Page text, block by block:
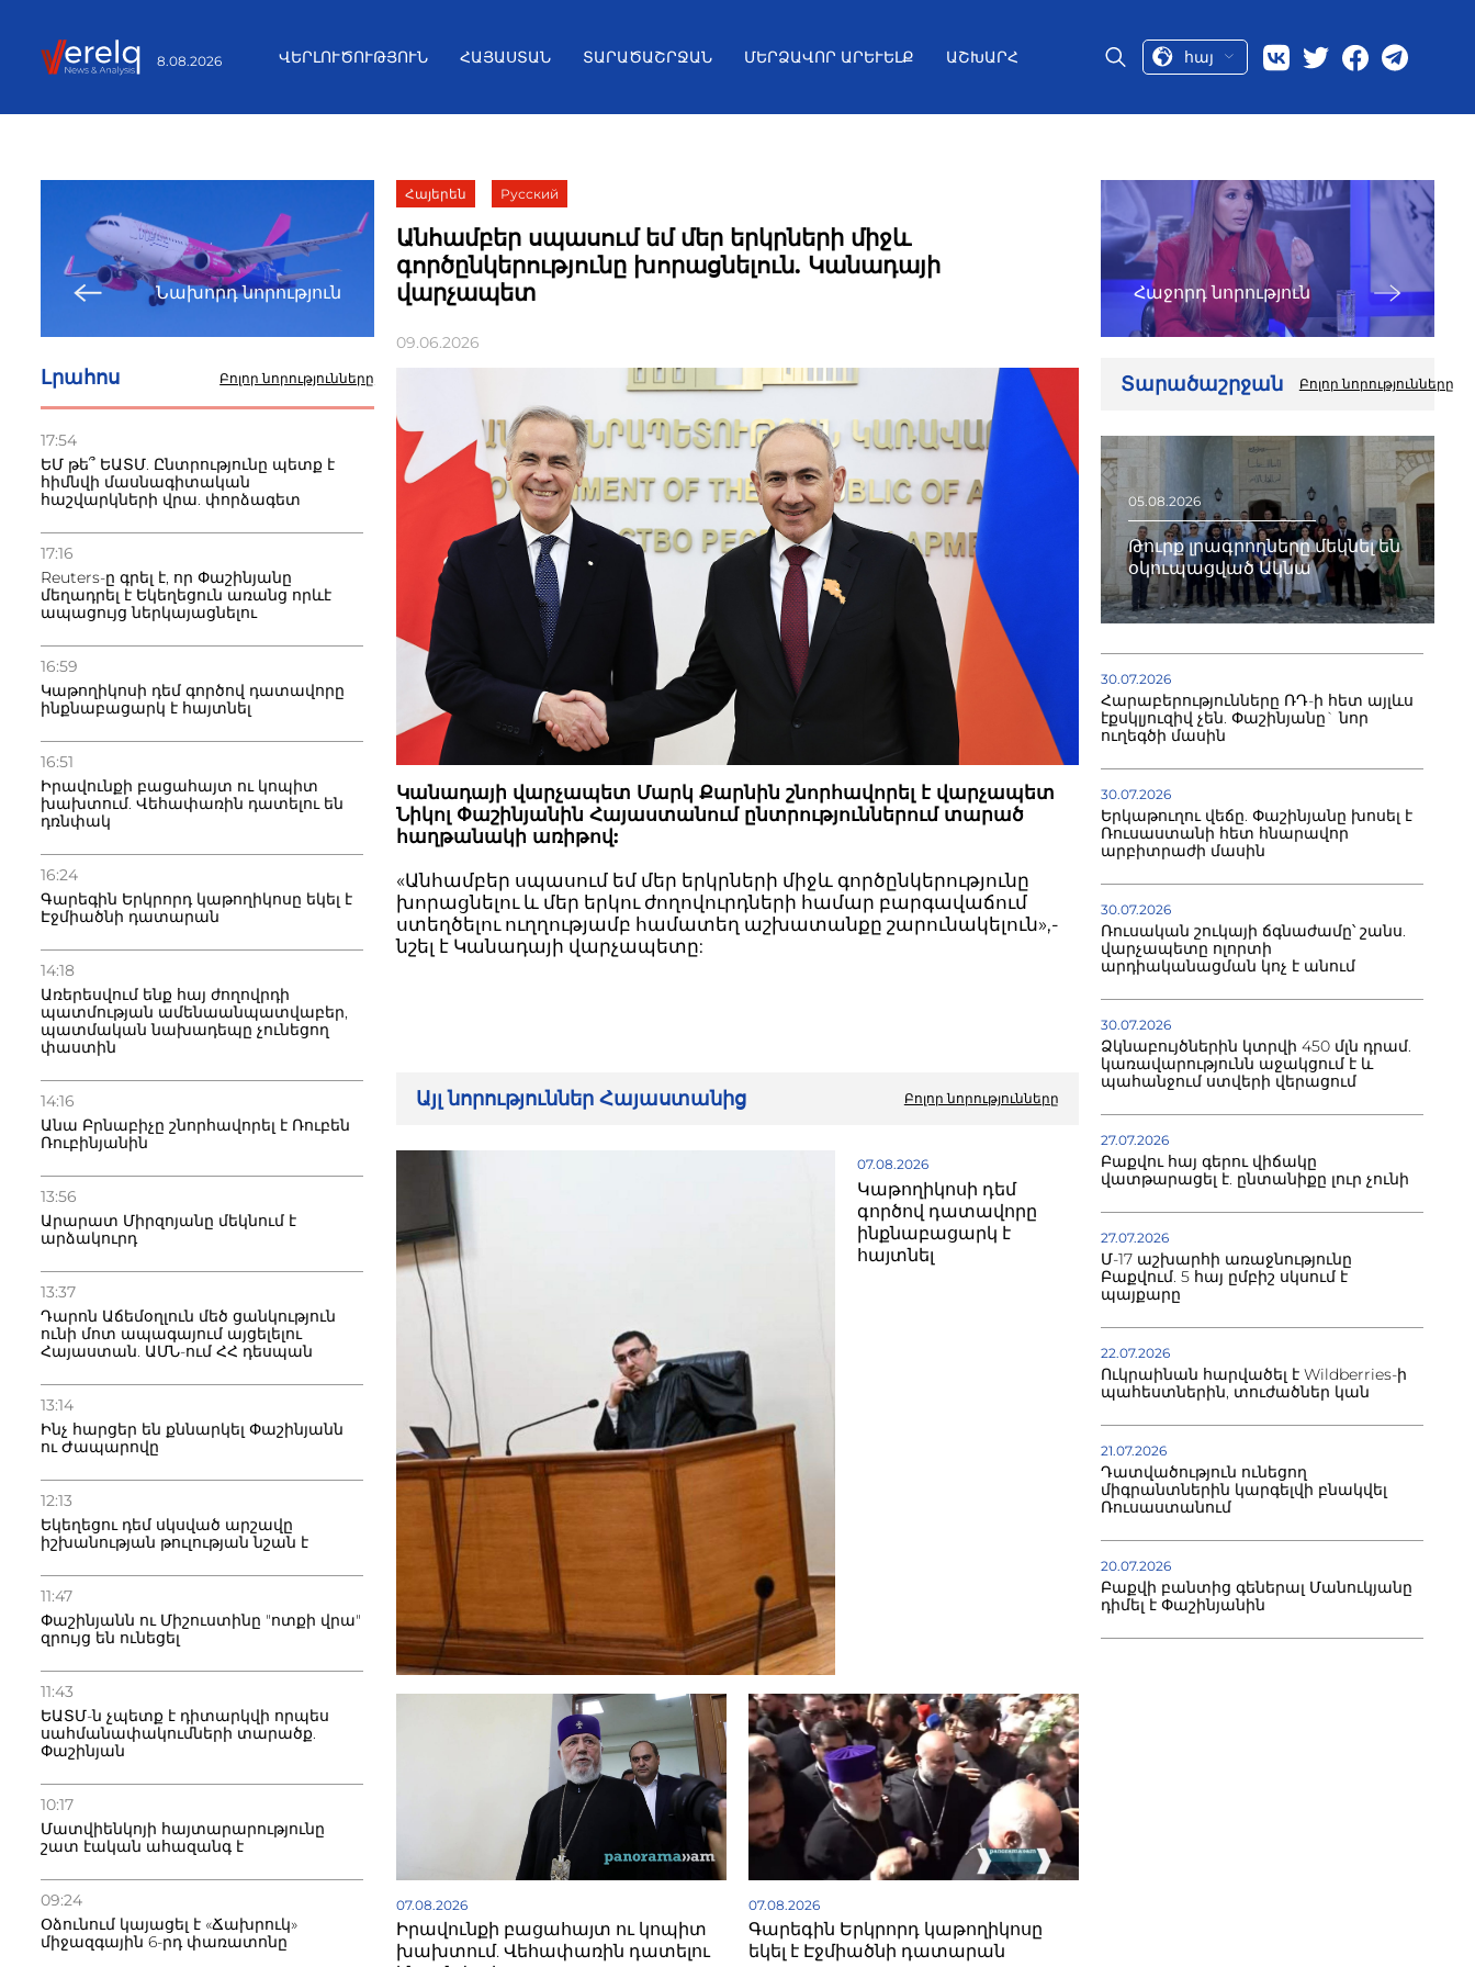
8.08.2026 ՎԵՐԼՈՒԾՈՒԹՅՈՒՆ ՀԱՅԱՍՏԱՆ ՏԱՐԱԾԱՇՐՋԱՆ ՄԵՐՁԱՎՈՐ ԱՐԵՒԵԼՔ ԱՇԽԱՐՀ հայ
Նախորդ նորություն
Լրահոս Բոլոր նորությունները
17:54
ԵՄ թե՞ ԵԱՏՄ. Ընտրությունը պետք է
հիմնվի մասնագիտական
հաշվարկների վրա. փորձագետ
17:16
Reuters-ը գրել է, որ Փաշինյանը
մեղադրել է Եկեղեցուն առանց որևէ
ապացույց ներկայացնելու
16:59
Կաթողիկոսի դեմ գործով դատավորը
ինքնաբացարկ է հայտնել
16:51
Իրավունքի բացահայտ ու կոպիտ
խախտում. Վեհափառին դատելու են
դռնփակ
16:24
Գարեգին Երկրորդ կաթողիկոսը եկել է
Էջմիածնի դատարան
14:18
Առերեսվում ենք հայ ժողովրդի
պատմության ամենաանպատվաբեր,
պատմական նախադեպը չունեցող
փաստին
14:16
Անա Բրնաբիչը շնորհավորել է Ռուբեն
Ռուբինյանին
13:56
Արարատ Միրզոյանը մեկնում է
արձակուրդ
13:37
Դարոն Աճեմօղլուն մեծ ցանկություն
ունի մոտ ապագայում այցելելու
Հայաստան. ԱՄՆ-ում ՀՀ դեսպան
13:14
Ինչ հարցեր են քննարկել Փաշինյանն
ու Ժապարովը
12:13
Եկեղեցու դեմ սկսված արշավը
իշխանության թուլության նշան է
11:47
Փաշինյանն ու Միշուստինը "ոտքի վրա"
զրույց են ունեցել
11:43
ԵԱՏՄ-ն չպետք է դիտարկվի որպես
սահմանափակումների տարածք.
Փաշինյան
10:17
Մատվիենկոյի հայտարարությունը
շատ էական ահազանգ է
09:24
Օձունում կայացել է «Ճախրուկ»
միջազգային 6-րդ փառատոնը
Հայերեն Русский
Անհամբեր սպասում եմ մեր երկրների միջև
գործընկերությունը խորացնելուն. Կանադայի
վարչապետ
09.06.2026
Կանադայի վարչապետ Մարկ Քարնին շնորհավորել է վարչապետ
Նիկոլ Փաշինյանին Հայաստանում ընտրություններում տարած
հաղթանակի առիթով:
«Անհամբեր սպասում եմ մեր երկրների միջև գործընկերությունը
խորացնելու և մեր երկու ժողովուրդների համար բարգավաճում
ստեղծելու ուղղությամբ համատեղ աշխատանքը շարունակելուն»,-
նշել է Կանադայի վարչապետը:
Այլ նորություններ Հայաստանից Բոլոր նորությունները
07.08.2026
Կաթողիկոսի դեմ
գործով դատավորը
ինքնաբացարկ է
հայտնել
07.08.2026
Իրավունքի բացահայտ ու կոպիտ
խախտում. Վեհափառին դատելու
07.08.2026
Գարեգին Երկրորդ կաթողիկոսը
եկել է Էջմիածնի դատարան
Հաջորդ նորություն
Տարածաշրջան Բոլոր նորությունները
05.08.2026
Թուրք լրագրողները մեկնել են
օկուպացված Ակնա
30.07.2026
Հարաբերությունները ՌԴ-ի հետ այլևս
էքսկլյուզիվ չեն. Փաշինյանը` նոր
ուղեգծի մասին
30.07.2026
Երկաթուղու վեճը. Փաշինյանը խոսել է
Ռուսաստանի հետ հնարավոր
արբիտրաժի մասին
30.07.2026
Ռուսական շուկայի ճգնաժամը՝ շանս.
վարչապետը ոլորտի
արդիականացման կոչ է անում
30.07.2026
Ձկնաբույծներին կտրվի 450 մլն դրամ.
կառավարությունն աջակցում է և
պահանջում ստվերի վերացում
27.07.2026
Բաքվու հայ գերու վիճակը
վատթարացել է. ընտանիքը լուր չունի
27.07.2026
Մ-17 աշխարհի առաջնությունը
Բաքվում. 5 հայ ըմբիշ սկսում է
պայքարը
22.07.2026
Ուկրաինան հարվածել է Wildberries-ի
պահեստներին, տուժածներ կան
21.07.2026
Դատվածություն ունեցող
միգրանտներին կարգելվի բնակվել
Ռուսաստանում
20.07.2026
Բաքվի բանտից գեներալ Մանուկյանը
դիմել է Փաշինյանին